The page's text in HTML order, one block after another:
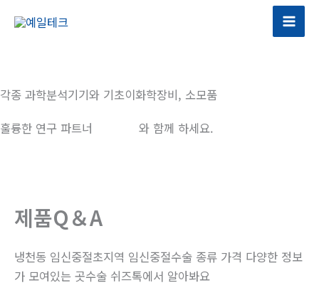
건
너
뛰
각종 과학분석기기와 기초이화학장비, 소모품
훌륭한 연구 파트너
와 함께 하세요.
제품Q＆A
냉천동 임신중절초지역 임신중절수술 종류 가격 다양한 정보
가 모여있는 곳수술 쉬즈톡에서 알아봐요